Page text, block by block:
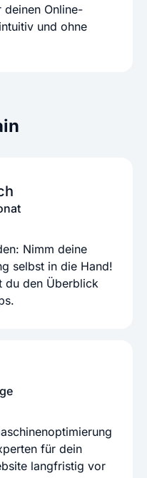
deinen Online-
und ohne
Nimm deine
selbst in die Hand!
du den Überblick
für dein
langfristig vor